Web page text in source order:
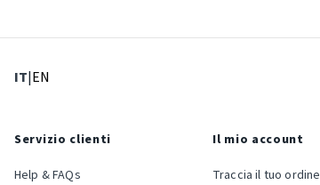
IT: Lingua corrente
|EN
Servizio clienti
Help & FAQs
Il mio account
Traccia il tuo ordine